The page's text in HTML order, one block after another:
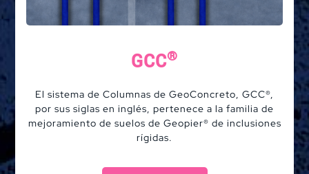
Sistemas
Aplicaciones
GCC®
El sistema de Columnas de GeoConcreto, GCC®,
por sus siglas en inglés, pertenece a la familia de
mejoramiento de suelos de Geopier® de inclusiones
rígidas.